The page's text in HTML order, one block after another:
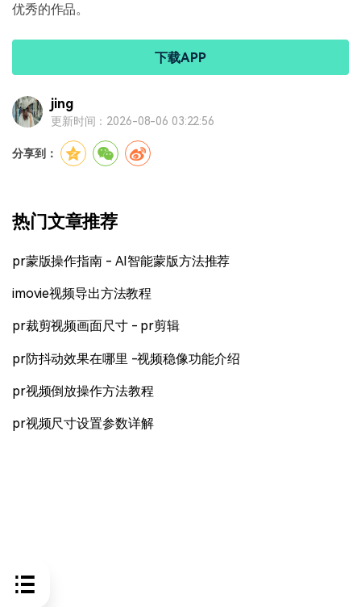
优秀的作品。
下载APP
jing
更新时间：2026-08-06 03:22:56
分享到：
热门文章推荐
pr蒙版操作指南 - AI智能蒙版方法推荐
imovie视频导出方法教程
pr裁剪视频画面尺寸 - pr剪辑
pr防抖动效果在哪里 -视频稳像功能介绍
pr视频倒放操作方法教程
pr视频尺寸设置参数详解